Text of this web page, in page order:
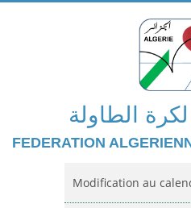
لكرة الطاولة
FEDERATION
Modification au